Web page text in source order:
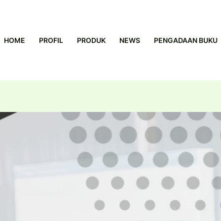
HOME PROFIL PRODUK NEWS PENGADAAN BUKU